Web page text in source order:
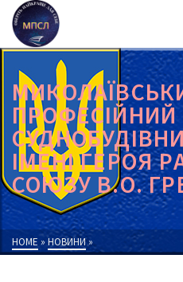
ПРОФЕСІЙНИЙ
ІМЕНІ ГЕРОЯ
СОЮЗУ В.О.
HOME » НОВИНИ»